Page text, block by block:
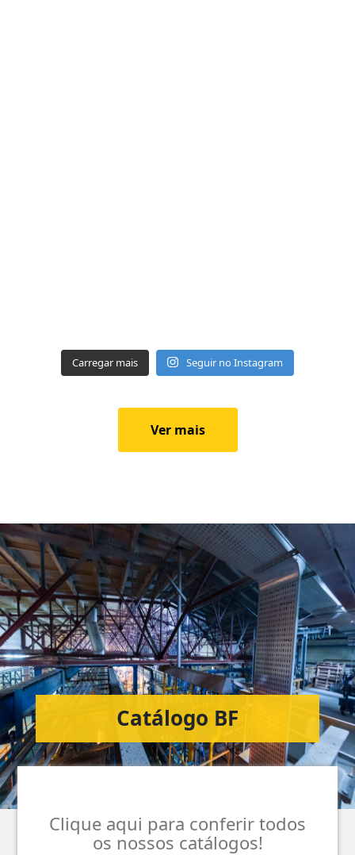
Carregar mais Seguir no Instagram
Ver mais
Catálogo BF
Clique aqui para conferir todos
os nossos catálogos!